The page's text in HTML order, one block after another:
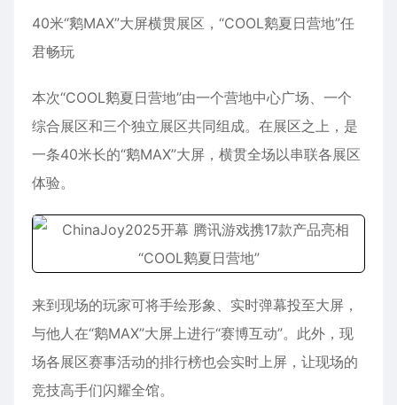
40米“鹅MAX”大屏横贯展区，“COOL鹅夏日营地”任
君畅玩
本次“COOL鹅夏日营地”由一个营地中心广场、一个
综合展区和三个独立展区共同组成。在展区之上，是
一条40米长的“鹅MAX”大屏，横贯全场以串联各展区
体验。
来到现场的玩家可将手绘形象、实时弹幕投至大屏，
与他人在“鹅MAX”大屏上进行“赛博互动”。此外，现
场各展区赛事活动的排行榜也会实时上屏，让现场的
竞技高手们闪耀全馆。